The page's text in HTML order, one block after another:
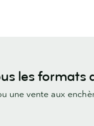
les formats
une vente aux